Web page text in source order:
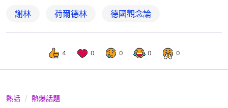
謝林 荷爾德林 德國觀念論
4 0 0 0 0
熱話 熱爆話題